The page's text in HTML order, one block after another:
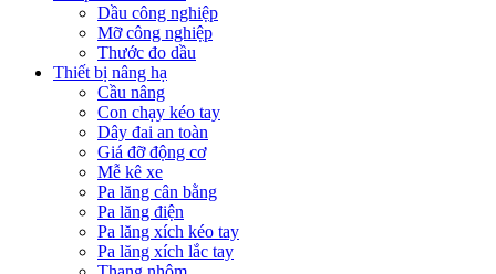
Dầu công nghiệp
Mỡ công nghiệp
Thước đo dầu
Thiết bị nâng hạ
Cầu nâng
Con chạy kéo tay
Dây đai an toàn
Giá đỡ động cơ
Mễ kê xe
Pa lăng cân bằng
Pa lăng điện
Pa lăng xích kéo tay
Pa lăng xích lắc tay